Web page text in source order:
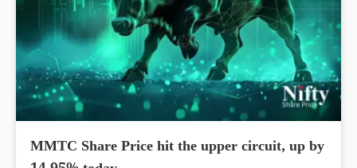
MMTC Share Price hit the upper circuit, up by